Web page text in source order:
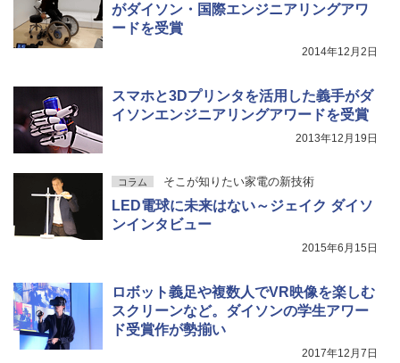
がダイソン・国際エンジニアリングアワ
ードを受賞
2014年12月2日
スマホと3Dプリンタを活用した義手がダ
イソンエンジニアリングアワードを受賞
2013年12月19日
コラム そこが知りたい家電の新技術
LED電球に未来はない～ジェイク ダイソ
ンインタビュー
2015年6月15日
ロボット義足や複数人でVR映像を楽しむ
スクリーンなど。ダイソンの学生アワー
ド受賞作が勢揃い
2017年12月7日